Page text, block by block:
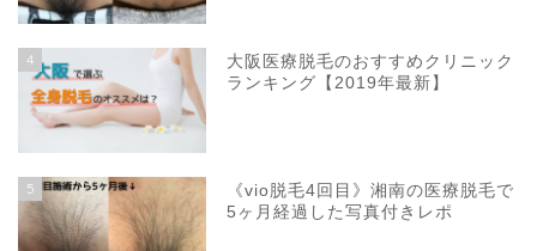
4
大阪医療脱毛のおすすめクリニック
ランキング【2019年最新】
5
《vio脱毛4回目》湘南の医療脱毛で
5ヶ月経過した写真付きレポ